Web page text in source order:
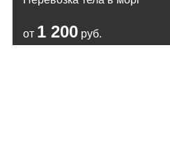
от 1 200 руб.